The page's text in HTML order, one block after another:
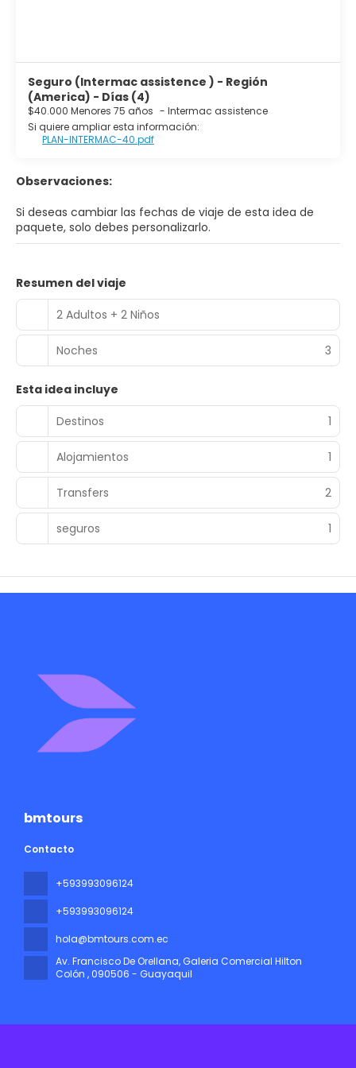
(ida y vuelta) disponible 24 horas y aparcamiento sin
asistencia gratuito.
Seguro (Intermac assistence ) - Región
(America) - Días (4)
$40.000 Menores 75 años - Intermac assistence
Si quiere ampliar esta información:
PLAN-INTERMAC-40.pdf
Observaciones:
Si deseas cambiar las fechas de viaje de esta idea de
paquete, solo debes personalizarlo.
Resumen del viaje
2 Adultos + 2 Niños
Noches 3
Esta idea incluye
Destinos
1
Alojamientos 1
Transfers 2
seguros 1
bmtours
Contacto
+593993096124
+593993096124
hola@bmtours.com.ec
Av. Francisco De Orellana, Galeria Comercial Hilton
Colón , 090506 - Guayaquil